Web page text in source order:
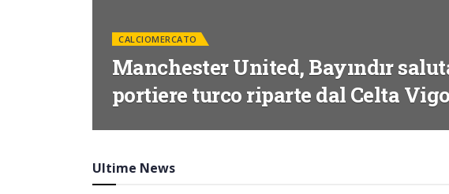
CALCIOMERCATO
Manchester United, Bayındır
portiere turco riparte dal Celta Vigo
Ultime News